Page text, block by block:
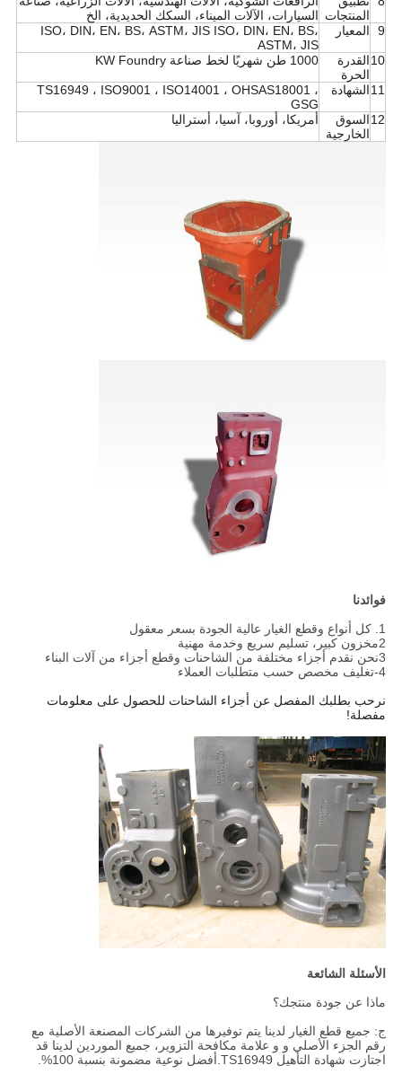
المنتجات السيارات، الآلات الميناء، السكك الحديدية، الخ
9
المعيار
ISO، DIN، EN، BS، ASTM، JIS ISO، DIN، EN، BS،
ASTM، JIS
10القدرة
الحرة
1000 طن شهريًا لخط صناعة KW Foundry
11الشهادة
TS16949 ، ISO9001 ، ISO14001 ، OHSAS18001 ،
GSG
12السوق
الخارجية
أمريكا، أوروبا، آسيا، أستراليا
فوائدنا
1. كل أنواع وقطع الغيار عالية الجودة بسعر معقول
2مخزون كبير، تسليم سريع وخدمة مهنية
3نحن نقدم أجزاء مختلفة من الشاحنات وقطع أجزاء من آلات البناء
4-تغليف مخصص حسب متطلبات العملاء
نرحب بطلبك المفصل عن أجزاء الشاحنات للحصول على معلومات
مفصلة!
الأسئلة الشائعة
ماذا عن جودة منتجك؟
ج: جميع قطع الغيار لدينا يتم توفيرها من الشركات المصنعة الأصلية مع
رقم الجزء الأصلي و و علامة مكافحة التزوير، جميع الموردين لدينا قد
اجتازت شهادة التأهيل TS16949.أفضل نوعية مضمونة بنسبة 100%.